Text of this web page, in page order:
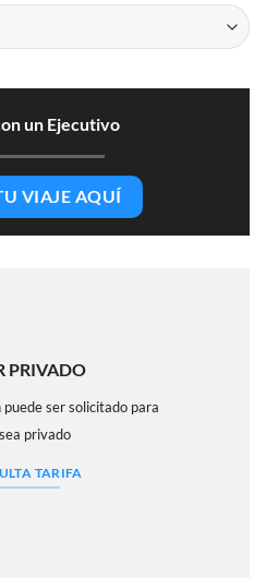
un Ejecutivo
VIAJE AQUÍ
PRIVADO
ser solicitado para
privado
TARIFA